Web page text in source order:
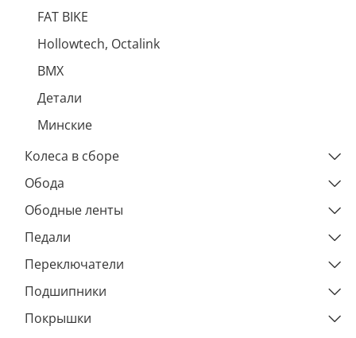
FAT BIKE
Hollowtech, Octalink
ВМХ
Детали
Минские
Колеса в сборе
Обода
Ободные ленты
Педали
Переключатели
Подшипники
Покрышки